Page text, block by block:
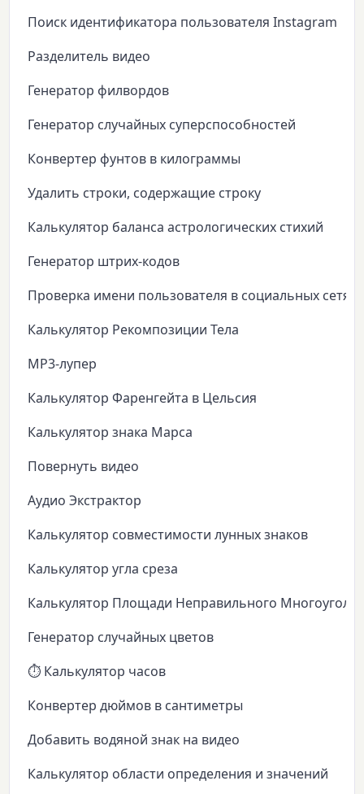
Поиск идентификатора пользователя Instagram
Разделитель видео
Генератор филвордов
Генератор случайных суперспособностей
Конвертер фунтов в килограммы
Удалить строки, содержащие строку
Калькулятор баланса астрологических стихий
Генератор штрих-кодов
Проверка имени пользователя в социальных сетях
Калькулятор Рекомпозиции Тела
MP3-лупер
Калькулятор Фаренгейта в Цельсия
Калькулятор знака Марса
Повернуть видео
Аудио Экстрактор
Калькулятор совместимости лунных знаков
Калькулятор угла среза
Калькулятор Площади Неправильного
Генератор случайных цветов
⏱️ Калькулятор часов
Конвертер дюймов в сантиметры
Добавить водяной знак на видео
Калькулятор области определения и значений